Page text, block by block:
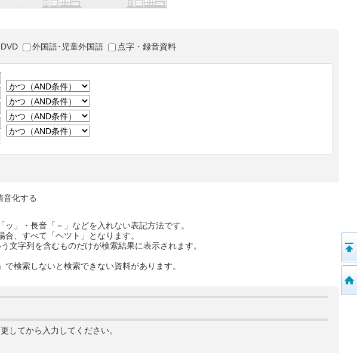
DVD 外国語･児童外国語 点字・録音資料
音化する
」・長音「－」などを入れない表記方法です。
、すべて「ヘツト」となります。
文字列を含むものだけが検索結果に表示されます。
検索しないと検索できない資料があります。
してから入力してください。